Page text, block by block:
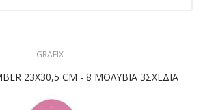
GRAFIX
23Χ30,5 CM - 8 ΜΟΛΥΒΙΑ 3ΣΧΕΔΙΑ